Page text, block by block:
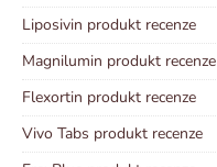
Liposivin produkt recenze
Magnilumin produkt recenze
Flexortin produkt recenze
Vivo Tabs produkt recenze